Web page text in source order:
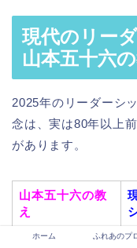
現代のリー
山本五十六
2025年のリーダーシ
念は、実は80年以上
があります。
山本五十六の教
え
ホーム ふれあのプ